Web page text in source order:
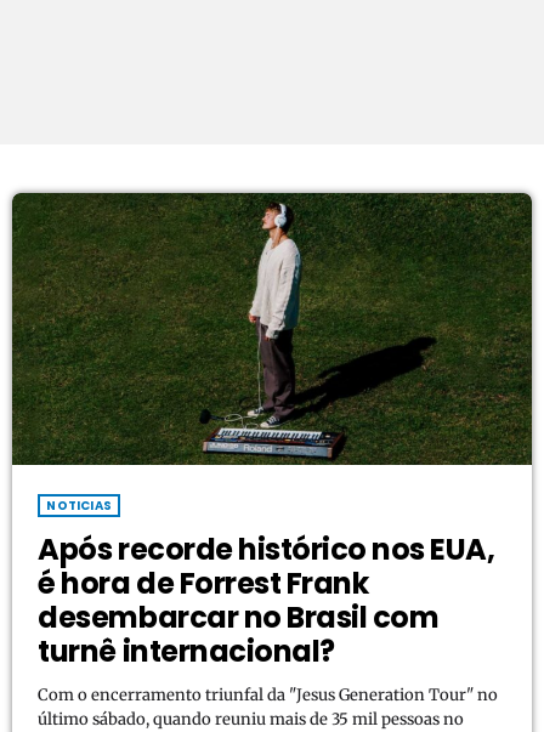
NOTICIAS
Após recorde histórico nos EUA,
é hora de Forrest Frank
desembarcar no Brasil com
turnê internacional?
Com o encerramento triunfal da "Jesus Generation Tour" no
último sábado, quando reuniu mais de 35 mil pessoas no